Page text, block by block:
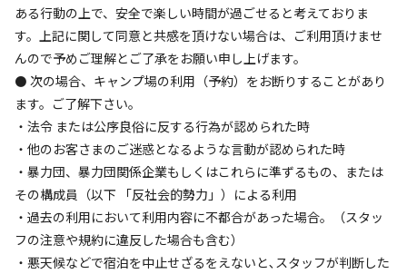
ある行動の上で、安全で楽しい時間が過ごせると考えておりま
す。上記に関して同意と共感を頂けない場合は、ご利用頂けませ
んので予めご理解とご了承をお願い申し上げます。
⚫ 次の場合、キャンプ場の利用（予約）をお断りすることがあり
ます。ご了解下さい。
・法令 または公序良俗に反する行為が認められた時
・他のお客さまのご迷惑となるような言動が認められた時
・暴力団、暴力団関係企業もしくはこれらに準ずるもの、または
その構成員（以下 「反社会的勢力」）による利用
・過去の利用において利用内容に不都合があった場合。（スタッ
フの注意や規約に違反した場合も含む）
・悪天候などで宿泊を中止せざるをえないと､スタッフが判断した
AC電
源
車両乗り
入れ
たき
火 花火 喫煙
ペット同
伴
リードフ
リー
地面 : デッキ 定員: 6名 面積: 15.75m²
料金目安：4,400
※利用日、人数によって変動する場合があります。
詳細・空き確認